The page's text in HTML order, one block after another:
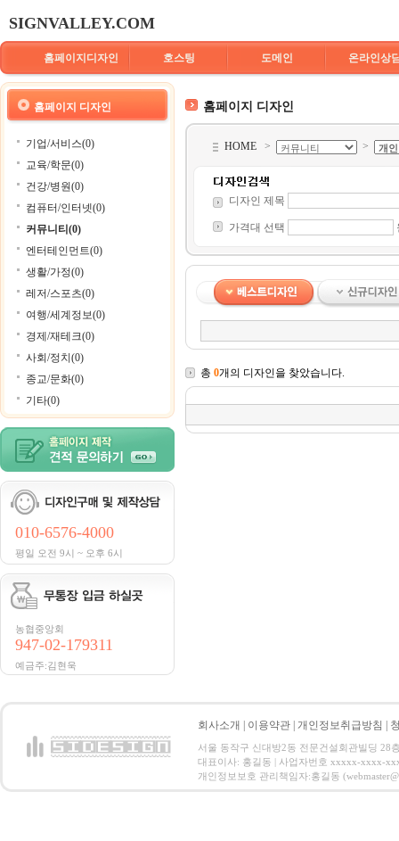
SIGNVALLEY.COM
홈페이지디자인 호스팅 도메인 온라인상
홈페이지 디자인
기업/서비스(0)
교육/학문(0)
건강/병원(0)
컴퓨터/인터넷(0)
커뮤니티(0)
엔터테인먼트(0)
생활/가정(0)
레저/스포츠(0)
여행/세계정보(0)
경제/재테크(0)
사회/정치(0)
종교/문화(0)
기타(0)
010-6576-4000
평일 오전 9시 ~ 오후 6시
농협중앙회
947-02-179311
예금주:김현욱
홈페이지 디자인
HOME > >
디자인 제목
가격대 선택
총 0개의 디자인을 찾았습니다.
회사소개 이용약관 개인정보취급방침
서울 동작구 신대방2동 전문건설회관빌딩 28
대표이사: 홍길동 | 사업자번호 xxxxx-xxxx-
개인정보보호 관리책임자:홍길동